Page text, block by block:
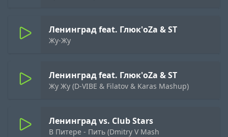
Ленинград feat. Глюк'oZa & ST
Жу-Жу
Ленинград feat. Глюк'oZa & ST
Жу Жу (D-VIBE & Filatov & Karas Mashup)
Ленинград vs. Club Stars
В Питере - Пить (Dmitry V Mash